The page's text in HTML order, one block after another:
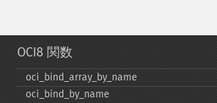
OCI8 関数
oci_​bind_​array_​by_​name
oci_​bind_​by_​name